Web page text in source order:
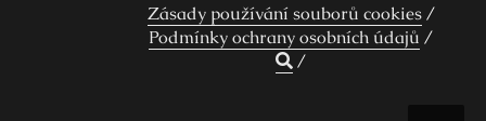
Zásady používání souborů cookies
Podmínky ochrany osobních údajů